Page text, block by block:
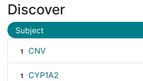
Discover
Subject
1 CNV
1 CYP1A2